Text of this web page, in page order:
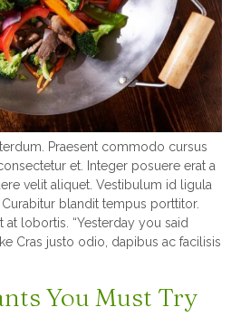
Praesent commodo cursus
et. Integer posuere erat a
velit aliquet. Vestibulum id ligula
blandit tempus porttitor.
lobortis. “Yesterday you said
Cras justo odio, dapibus ac facilisis
You Must Try